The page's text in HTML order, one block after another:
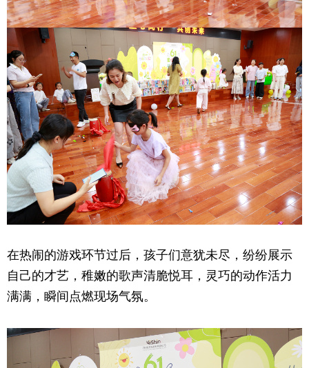
在热闹的游戏环节过后，孩子们意犹未尽，纷纷展示
自己的才艺，稚嫩的歌声清脆悦耳，灵巧的动作活力
满满，瞬间点燃现场气氛。